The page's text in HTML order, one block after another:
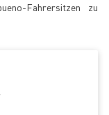
Fahrersitzen zu